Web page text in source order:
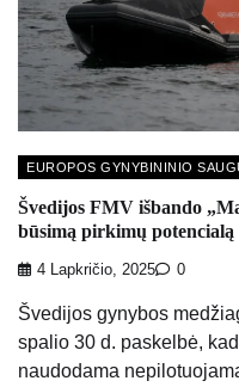
EUROPOS GYNYBININIO
Švedijos FMV išbando
būsimą pirkimų potencialą
4 Lapkričio, 2025 0
Švedijos gynybos
spalio 30 d. paskelbė,
naudodama